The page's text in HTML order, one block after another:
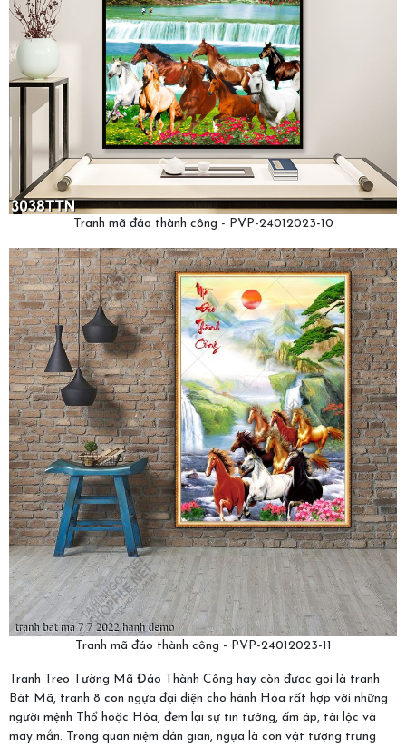
Tranh mã đáo thành công - PVP-24012023-10
Tranh mã đáo thành công - PVP-24012023-11
Tranh Treo Tường Mã Đáo Thành Công hay còn được gọi là tranh
Bát Mã, tranh 8 con ngựa đại diện cho hành Hỏa rất hợp với những
người mệnh Thổ hoặc Hỏa, đem lại sự tin tưởng, ấm áp, tài lộc và
may mắn. Trong quan niệm dân gian, ngựa là con vật tượng trưng